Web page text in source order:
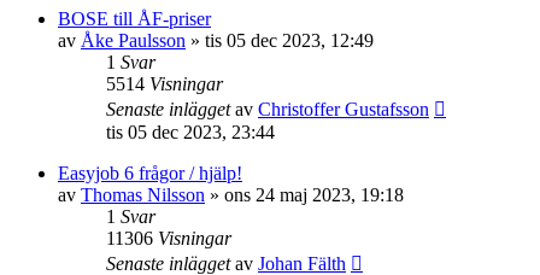
BOSE till ÅF-priser
av Åke Paulsson » tis 05 dec 2023, 12:49
1 Svar
5514 Visningar
Senaste inläggetav Christoffer Gustafsson
tis 05 dec 2023, 23:44
Easyjob 6 frågor / hjälp!
av Thomas Nilsson » ons 24 maj 2023, 19:18
1 Svar
11306 Visningar
Senaste inläggetav Johan Fälth